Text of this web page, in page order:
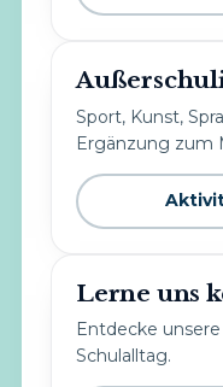
Sport, Kunst,
Ergänzung zum
Lerne uns
Entdecke
Schulalltag.